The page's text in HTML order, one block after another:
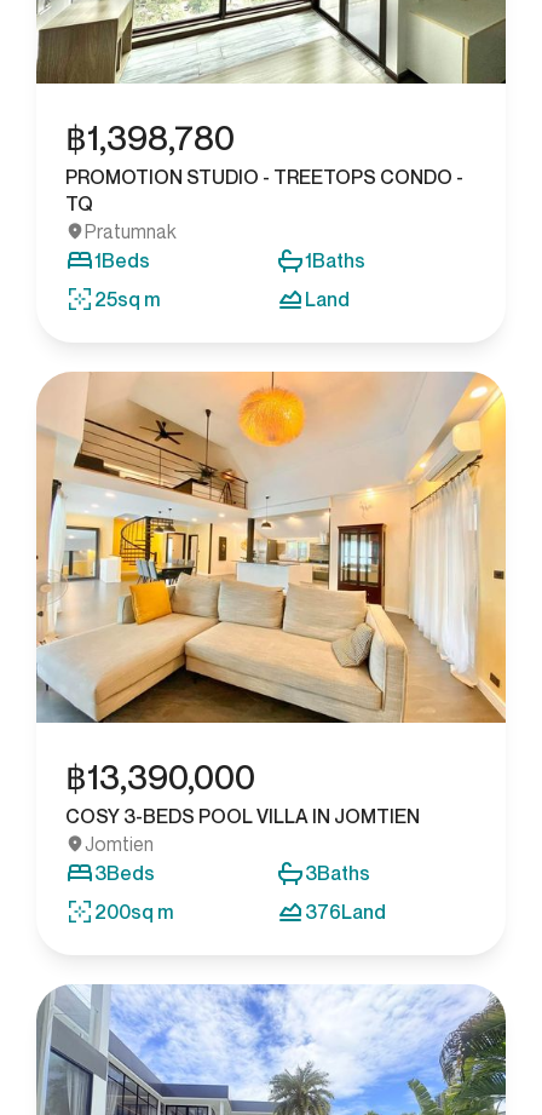
฿1,398,780
PROMOTION STUDIO - TREETOPS CONDO -
TQ
Pratumnak
1Beds 1Baths
25sq m Land
฿13,390,000
COSY 3-BEDS POOL VILLA IN JOMTIEN
Jomtien
3Beds 3Baths
200sq m 376Land